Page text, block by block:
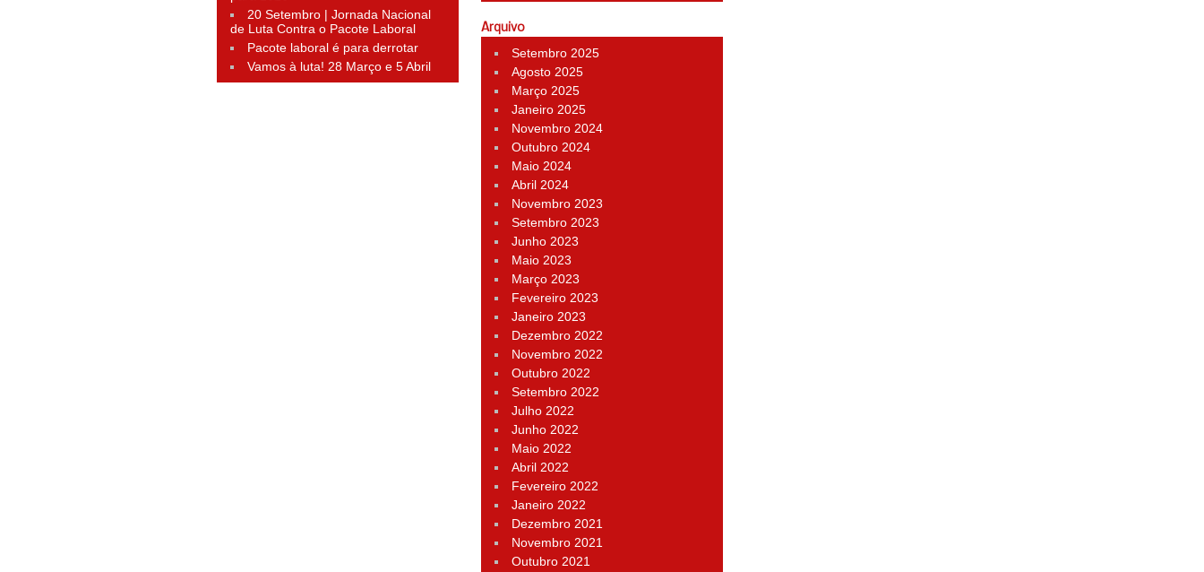
20 Setembro | Jornada Nacional
de Luta Contra o Pacote Laboral
Pacote laboral é para derrotar
Vamos à luta! 28 Março e 5 Abril
Arquivo
Setembro 2025
Agosto 2025
Março 2025
Janeiro 2025
Novembro 2024
Outubro 2024
Maio 2024
Abril 2024
Novembro 2023
Setembro 2023
Junho 2023
Maio 2023
Março 2023
Fevereiro 2023
Janeiro 2023
Dezembro 2022
Novembro 2022
Outubro 2022
Setembro 2022
Julho 2022
Junho 2022
Maio 2022
Abril 2022
Fevereiro 2022
Janeiro 2022
Dezembro 2021
Novembro 2021
Outubro 2021